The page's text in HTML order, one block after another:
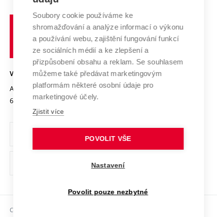
Systém zajišťování kvality výzkumu
Výzkumné infrastruktury
Transfer znalostí
Open Science
Projekty
Projekty ze strukturálních fondů
Specifický výzkum
Spolupráce se školami
Služby univerzity
Mezinárodní dohody
Univerzitní sítě
Profil univerzity
Udržitelná univerzita
Podnikavá univerzita / ContriBUTe
Bezpečná univerzita
Vyznamenání
Organizační struktura
Ochrana osobních údajů
odkaz)
Sociální bezpečí
učení
technické
VYSOKÉ UČENÍ TECHNICKÉ V BRNĚ
Antonínská 548/1
602 00 Brno
www.vut.cz
vut@vutbr.cz
Copyright © 2026 VUT
Soubory cookie používáme ke
shromažďování a analýze informací o výkonu
a používání webu, zajištění fungování funkcí
ze sociálních médií a ke zlepšení a
přizpůsobení obsahu a reklam. Se souhlasem
můžeme také předávat marketingovým
platformám některé osobní údaje pro
marketingové účely.
Zjistit více
POVOLIT VŠE
Nastavení
Povolit pouze nezbytné